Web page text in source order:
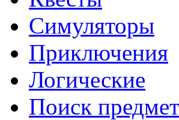
Симуляторы
Приключения
Логические
Поиск